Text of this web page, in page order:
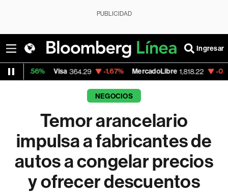
PUBLICIDAD
Ingresar
364.29 -1.67% MercadoLibre 1,818.22 -0.33%
NEGOCIOS
Temor arancelario
impulsa a fabricantes de
autos a congelar precios
y ofrecer descuentos